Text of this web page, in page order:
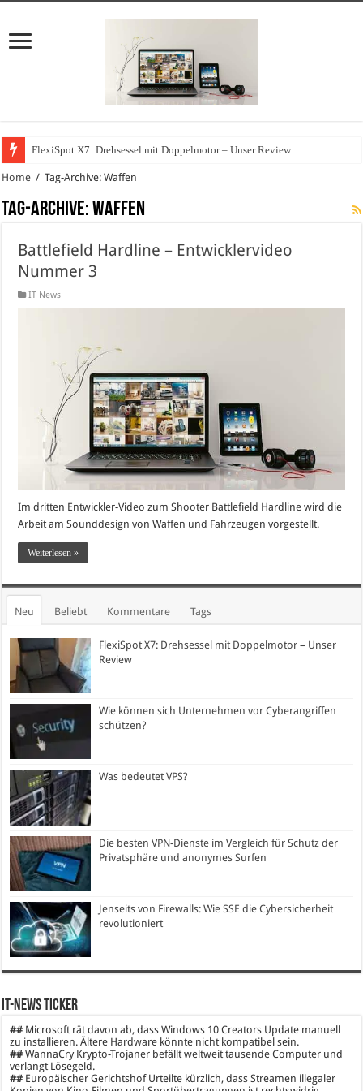
FlexiSpot X7: Drehsessel mit Doppelmotor – Unser Review
Home / Tag-Archive: Waffen
Tag-Archive:Waffen
Battlefield Hardline – Entwicklervideo
Nummer 3
IT News
Im dritten Entwickler-Video zum Shooter Battlefield Hardline wird die
Arbeit am Sounddesign von Waffen und Fahrzeugen vorgestellt.
Weiterlesen »
Neu Beliebt Kommentare Tags
FlexiSpot X7: Drehsessel mit Doppelmotor – Unser
Review
Wie können sich Unternehmen vor Cyberangriffen
schützen?
Was bedeutet VPS?
Die besten VPN-Dienste im Vergleich für Schutz der
Privatsphäre und anonymes Surfen
Jenseits von Firewalls: Wie SSE die Cybersicherheit
revolutioniert
IT-News Ticker
## Microsoft rät davon ab, dass Windows 10 Creators Update manuell
zu installieren. Ältere Hardware könnte nicht kompatibel sein.
## WannaCry Krypto-Trojaner befällt weltweit tausende Computer und
verlangt Lösegeld.
## Europäischer Gerichtshof Urteilte kürzlich, dass Streamen illegaler